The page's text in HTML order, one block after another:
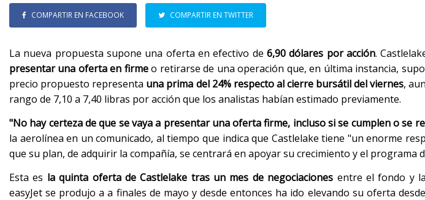
COMPARTIR EN FACEBOOK COMPARTIR EN TWITTER
La nueva propuesta supone una oferta en efectivo de 6,90 dólares por acción.
presentar una oferta en firmeo retirarse de una operación que, en última instancia,
precio propuesto representa una prima del 24% respecto al cierre bursátil del viernes,
rango de 7,10 a 7,40 libras por acción que los analistas habían estimado previamente.
"No hay certeza de que se vaya a presentar una oferta firme, incluso si se cumplen o se
la aerolínea en un comunicado, al tiempo que indica que Castlelake tiene "un enorme
que su plan, de adquirir la compañía, se centrará en apoyar su crecimiento y el programa
Esta es la quinta oferta de Castlelake tras un mes de negociaciones entre el fondo y
easyJet se produjo a a finales de mayo y desde entonces ha ido elevando su oferta